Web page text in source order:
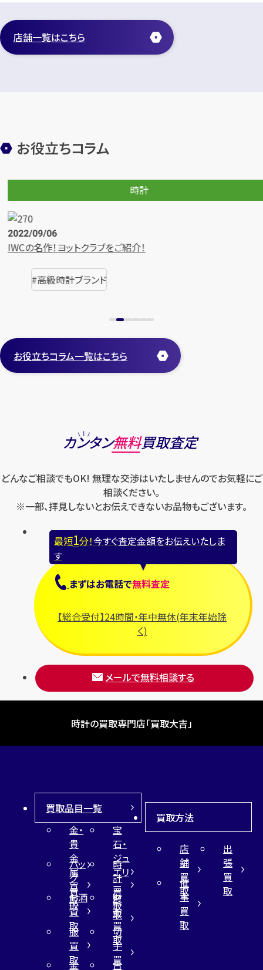
店舗一覧はこちら
お役立ちコラム
時計
2022/09/06
IWCの名作！ヨットクラブをご紹介！
高級時計ブランド
お役立ちコラム一覧はこちら
カンタン無料買取査定
どんなご相談でもOK! 無理な交渉はいたしませんのでお気軽にご
相談ください。
※一部、拝見しないとお伝えできないお品物もございます。
最短1分！今すぐ査定金額をお伝えいたしま
す
まずはお電話で無料査定
【総合受付】24時間・年中無休(年末年始除
く)
メールで無料相談する
時計の買取専門店「買取大吉」
買取品目一覧
金・
貴
金
属
買
取
宝
石・
ジュ
エリ
ー
買
取
バッ
グ
買
取
時
計
買
取
お酒
買
取
財
布
買
取
服
買
取
切
手
買
金
古
買取方法
店
舗
買
取
出
張
買
取
催
事
買
取